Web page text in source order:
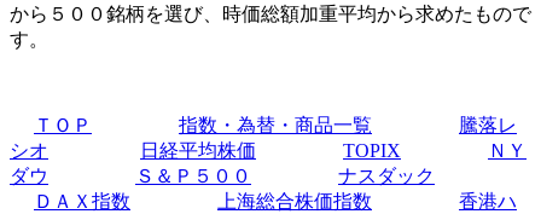
から５００銘柄を選び、時価総額加重平均から求めたもので
す。
ＴＯＰ 指数・為替・商品一覧
騰落レ
シオ
日経平均株価 TOPIX
ＮＹ
ダウ
Ｓ＆Ｐ５００
ナスダック
ＤＡＸ指数
上海総合株価指数
香港ハ